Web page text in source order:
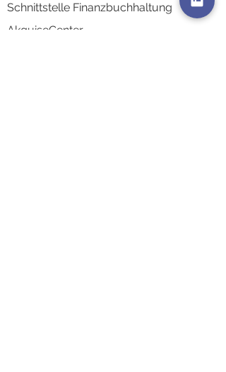
Schnittstelle Finanzbuchhaltung
AkquiseCenter